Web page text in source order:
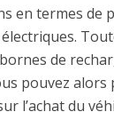
en termes de
de
pouvez
l’achat du